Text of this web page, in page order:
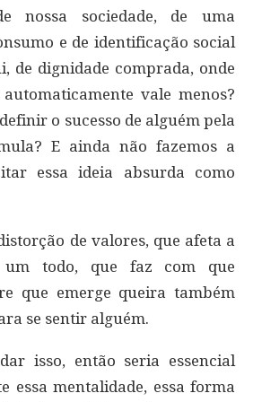
nossa sociedade, de uma
e de identificação social
de dignidade comprada, onde
vale menos?
o sucesso de alguém pela
E ainda não fazemos a
essa ideia absurda como
de valores, que afeta a
um todo, que faz com que
que emerge queira também
se sentir alguém.
isso, então seria essencial
essa mentalidade, essa forma